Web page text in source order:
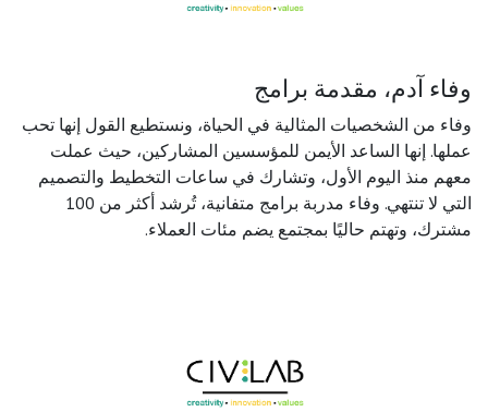
وفاء آدم، مقدمة برامج
وفاء من الشخصيات المثالية في الحياة، ونستطيع القول إنها تحب
عملها. إنها الساعد الأيمن للمؤسسين المشاركين، حيث عملت
معهم منذ اليوم الأول، وتشارك في ساعات التخطيط والتصميم
التي لا تنتهي. وفاء مدربة برامج متفانية، تُرشد أكثر من 100
مشترك، وتهتم حاليًا بمجتمع يضم مئات العملاء.